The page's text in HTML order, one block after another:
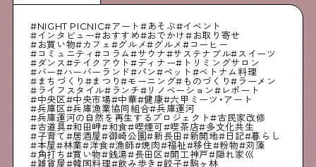
NIGHT PICNIC アート あそぶ
イベント
インタビュー
おすすめ おでかけ
お取り寄せ
お買い物
カフェ グルメ グルメ
コーヒー
コミュニティ
コラム サウナ サステナブル
スイーツ
ダンス
テイクアウト ディナー
トリミングサロン
バー
ハーバーランド パン ペット
ベトナム料理
まちづくり
まつり モーニング ものづくり
ラーメン
ライフスタイル
ランチ リノベーション
レポート
中央区
中央市場 中華 健康
六甲ミーツ・アート
兵庫区
兵庫漁業協同組合
兵庫運河
兵庫運河の自然を再生するプロジェクト
古民家改修
古道具
和田岬 和食 喫煙可 喫茶店
多文化共生
子育て
居酒屋 御崎公園 新長田 新開地 日記
暮らし
本屋
林業 洋食 漁師 焼肉 福祉 移住 粉物
苅藻
角打ち
買い物 銭湯 長田区 開工神戸
隠れ家巛
雑貨屋
韓国料理 飲み歩き 餃子 駒ヶ林